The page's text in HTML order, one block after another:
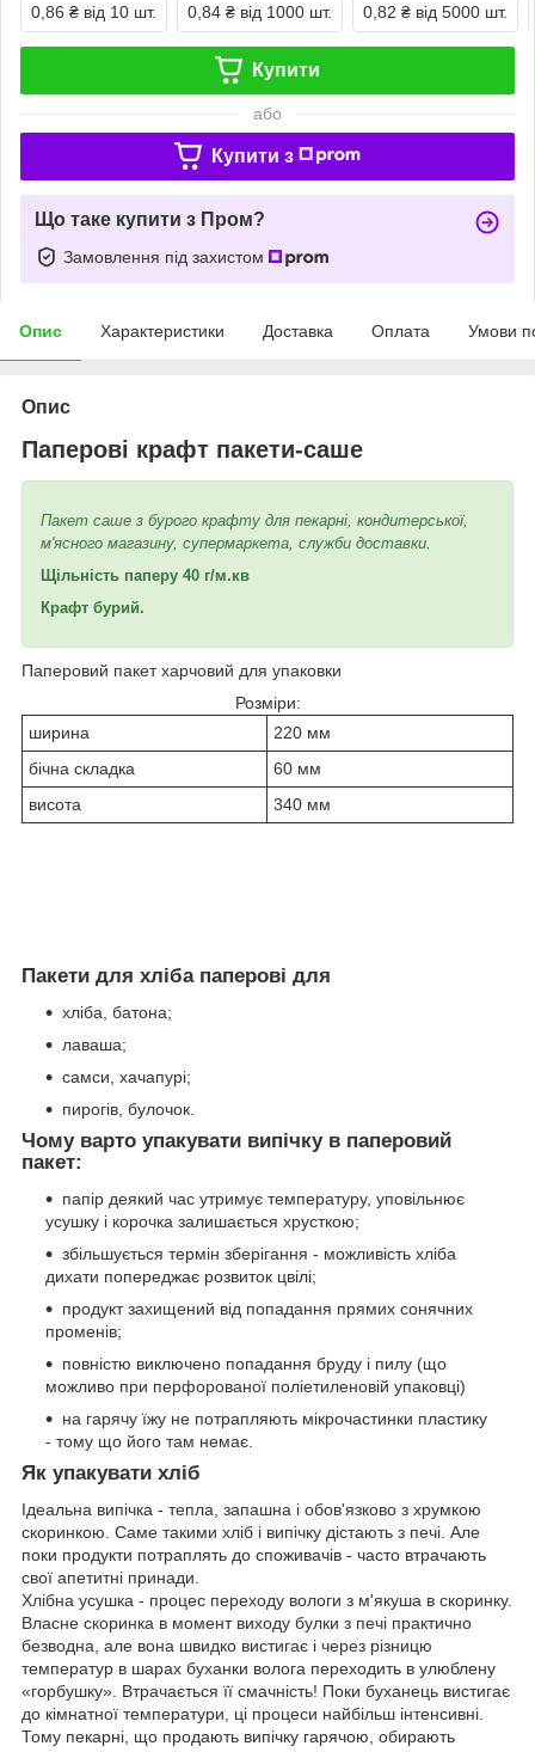
0,86 ₴ від 10 шт. 0,84 ₴ від 1000 шт. 0,82 ₴ від 5000 шт.
Купити
або
Купити з
Що таке купити з Пром?
Замовлення під захистом
Опис Характеристики Доставка Оплата Умови
Опис
Паперові крафт пакети-саше
Пакет саше з бурого крафту для пекарні, кондитерської,
м'ясного магазину, супермаркета, служби доставки.
Щільність паперу 40 г/м.кв
Крафт бурий.
Паперовий пакет харчовий для упаковки
Розміри:
ширина
220 мм
бічна складка
60 мм
висота
340 мм
Пакети для хліба паперові для
хліба, батона;
лаваша;
самси, хачапурі;
пирогів, булочок.
Чому варто упакувати випічку в паперовий
пакет:
папір деякий час утримує температуру, уповільнює
усушку і корочка залишається хрусткою;
збільшується термін зберігання - можливість хліба
дихати попереджає розвиток цвілі;
продукт захищений від попадання прямих сонячних
променів;
повністю виключено попадання бруду і пилу (що
можливо при перфорованої поліетиленовій упаковці)
на гарячу їжу не потрапляють мікрочастинки пластику
- тому що його там немає.
Як упакувати хліб
Ідеальна випічка - тепла, запашна і обов'язково з хрумкою
скоринкою. Саме такими хліб і випічку дістають з печі. Але
поки продукти потраплять до споживачів - часто втрачають
свої апетитні принади.
Хлібна усушка - процес переходу вологи з м'якуша в скоринку.
Власне скоринка в момент виходу булки з печі практично
безводна, але вона швидко вистигає і через різницю
температур в шарах буханки волога переходить в улюблену
«горбушку». Втрачається її смачність! Поки буханець вистигає
до кімнатної температури, ці процеси найбільш інтенсивні.
Тому пекарні, що продають випічку гарячою, обирають